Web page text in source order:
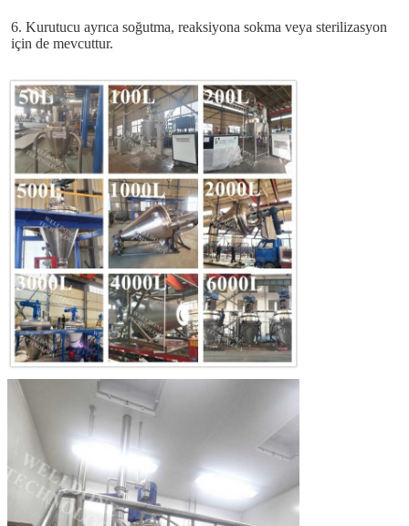
6. Kurutucu ayrıca soğutma, reaksiyona sokma veya sterilizasyon
için de mevcuttur.